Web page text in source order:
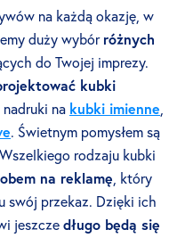
na każdą okazję, w
duży wybór różnych
do Twojej imprezy.
kubki
na kubki imienne,
. Świetnym pomysłem są
rodzaju kubki
na reklamę, który
swój przekaz. Dzięki ich
jeszcze długo będą się